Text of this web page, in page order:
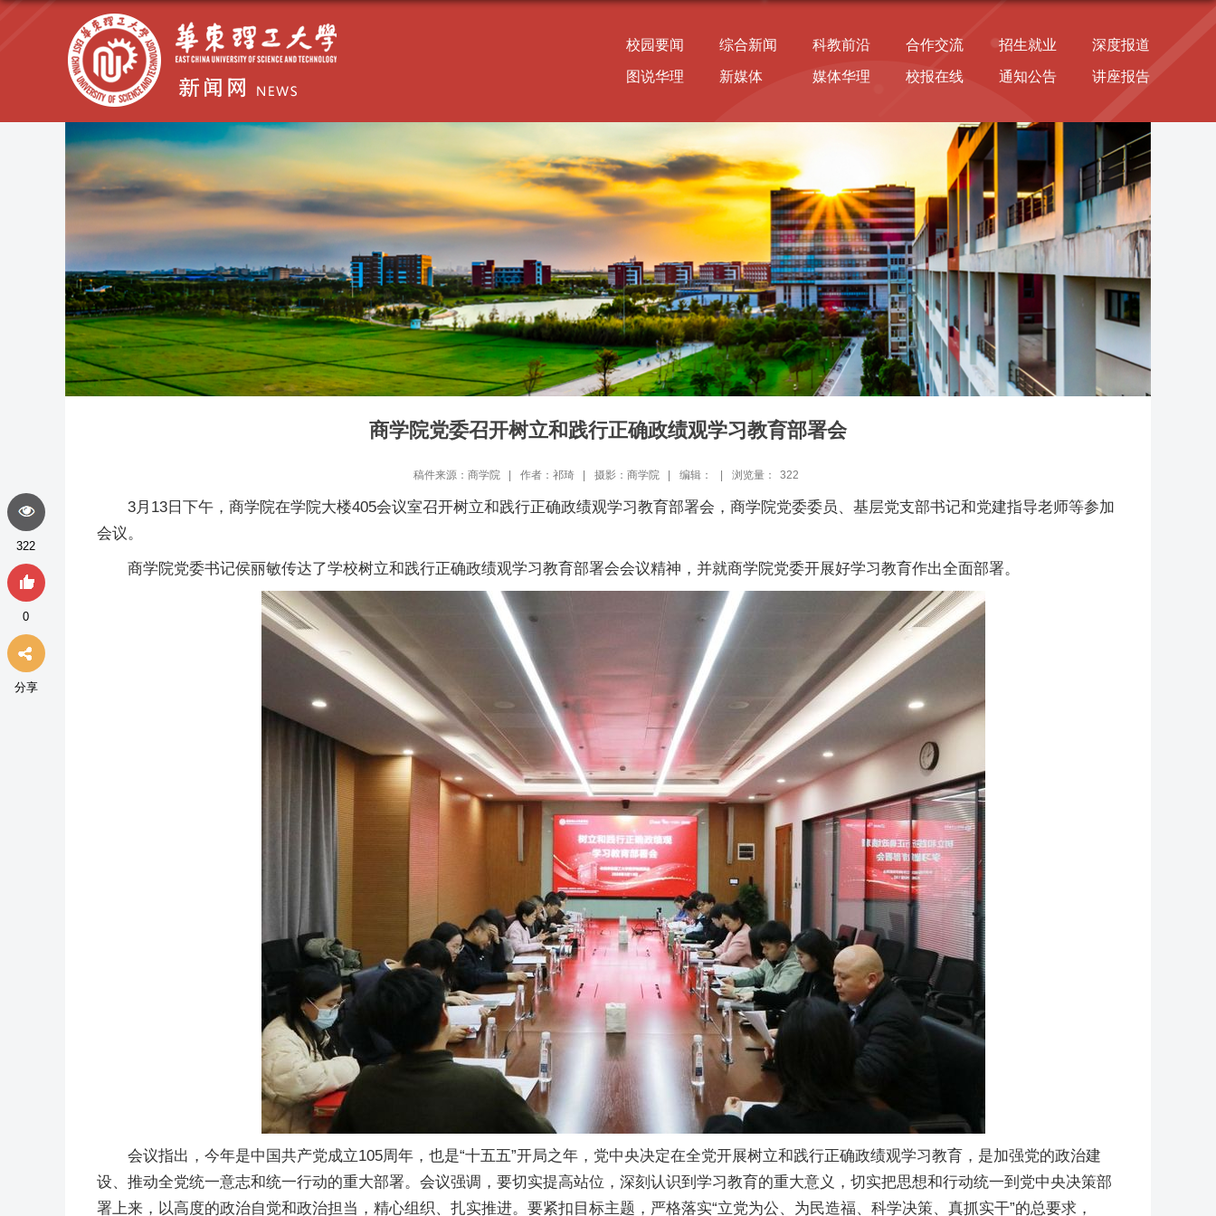
校园要闻 综合新闻 科教前沿 合作交流 招生就业 深度报道
图说华理 新媒体 媒体华理 校报在线 通知公告 讲座报告
商学院党委召开树立和践行正确政绩观学习教育部署会
稿件来源：商学院 | 作者：祁琦 | 摄影：商学院 | 编辑： | 浏览量： 322
3月13日下午，商学院在学院大楼405会议室召开树立和践行正确政绩观学习教育部署会，商学院党委委员、基层党支部书记和党建指导老师等参加
会议。
商学院党委书记侯丽敏传达了学校树立和践行正确政绩观学习教育部署会会议精神，并就商学院党委开展好学习教育作出全面部署。
会议指出，今年是中国共产党成立105周年，也是“十五五”开局之年，党中央决定在全党开展树立和践行正确政绩观学习教育，是加强党的政治建
设、推动全党统一意志和统一行动的重大部署。会议强调，要切实提高站位，深刻认识到学习教育的重大意义，切实把思想和行动统一到党中央决策部
署上来，以高度的政治自觉和政治担当，精心组织、扎实推进。要紧扣目标主题，严格落实“立党为公、为民造福、科学决策、真抓实干”的总要求，
322
0
分享